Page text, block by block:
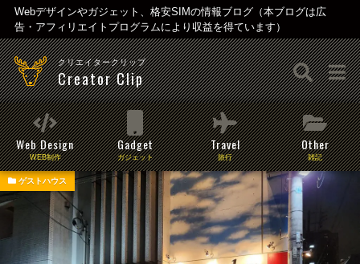
Webデザインやガジェット、格安SIMの情報ブログ（本ブログは広
告・アフィリエイトプログラムにより収益を得ています）
クリエイタークリップ
Creator Clip
Web Design
WEB制作
Gadget
ガジェット
Travel
旅行
Other
雑記
ゲストハウス